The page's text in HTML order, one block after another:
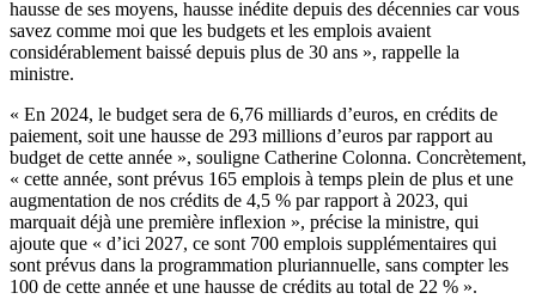
hausse de ses moyens, hausse inédite depuis des décennies car vous
savez comme moi que les budgets et les emplois avaient
considérablement baissé depuis plus de 30 ans », rappelle la
ministre.
« En 2024, le budget sera de 6,76 milliards d’euros, en crédits de
paiement, soit une hausse de 293 millions d’euros par rapport au
budget de cette année », souligne Catherine Colonna. Concrètement,
« cette année, sont prévus 165 emplois à temps plein de plus et une
augmentation de nos crédits de 4,5 % par rapport à 2023, qui
marquait déjà une première inflexion », précise la ministre, qui
ajoute que « d’ici 2027, ce sont 700 emplois supplémentaires qui
sont prévus dans la programmation pluriannuelle, sans compter les
100 de cette année et une hausse de crédits au total de 22 % ».